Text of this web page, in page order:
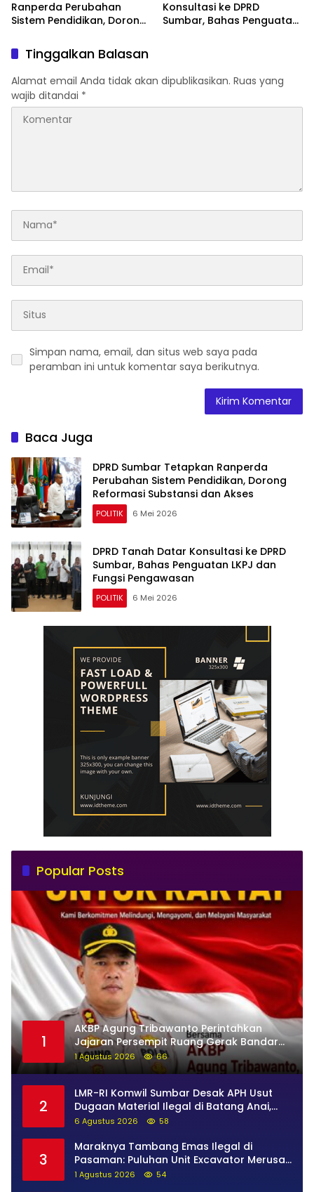
Ranperda Perubahan
Sistem Pendidikan, Dorong
Akses
Konsultasi ke DPRD
Sumbar, Bahas Penguatan
Tinggalkan Balasan
Alamat email Anda tidak akan dipublikasikan. Ruas yang
wajib ditandai *
Simpan nama, email, dan situs web saya pada
peramban ini untuk komentar saya berikutnya.
Baca Juga
DPRD Sumbar Tetapkan Ranperda
Perubahan Sistem Pendidikan, Dorong
Reformasi Substansi dan Akses
POLITIK 6 Mei 2026
DPRD Tanah Datar Konsultasi ke DPRD
Sumbar, Bahas Penguatan LKPJ dan
Fungsi Pengawasan
POLITIK 6 Mei 2026
Popular Posts
1
AKBP Agung Tribawanto Perintahkan
Jajaran Persempit Ruang Gerak Bandar
Narkoba di Pasaman Barat
1 Agustus 2026 66
2
LMR-RI Komwil Sumbar Desak APH Usut
Dugaan Material Ilegal di Batang Anai,
Dugaan Keterkaitan PT UHA Diminta
6 Agustus 2026 58
3
Maraknya Tambang Emas Ilegal di
Pasaman: Puluhan Unit Excavator Merusak
Alam, di Kawasan Muaro Sungai Lolo
1 Agustus 2026 54